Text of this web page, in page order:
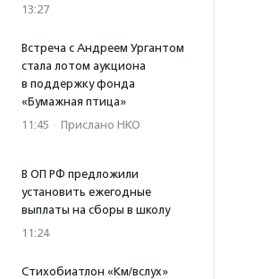
13:27
Встреча с Андреем Ургантом
стала лотом аукциона
в поддержку фонда
«Бумажная птица»
11:45 · Прислано НКО
В ОП РФ предложили
установить ежегодные
выплаты на сборы в школу
11:24
Стихобиатлон «Км/вслух»